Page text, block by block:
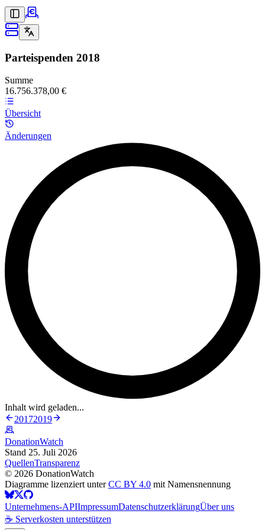
Parteispenden 2018
Summe
16.756.378,00 €
Übersicht
Änderungen
Inhalt wird geladen...
20172019
DonationWatch
Stand 25. Juli 2026
QuellenTransparenz
© 2026 DonationWatch
Diagramme lizenziert unterCC BY 4.0 mit Namensnennung
Unternehmens-APIImpressumDatenschutzerklärungÜber uns
☕ Serverkosten unterstützen